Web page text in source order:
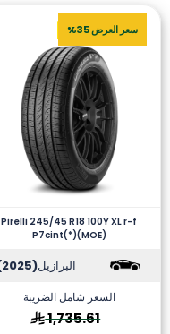
سعر العرض 35%
Pirelli 245/45 R18 100Y XL r-f
P7cint(*)(MOE)
البرازيل(2025)
السعر شامل الضريبة
1,735.61